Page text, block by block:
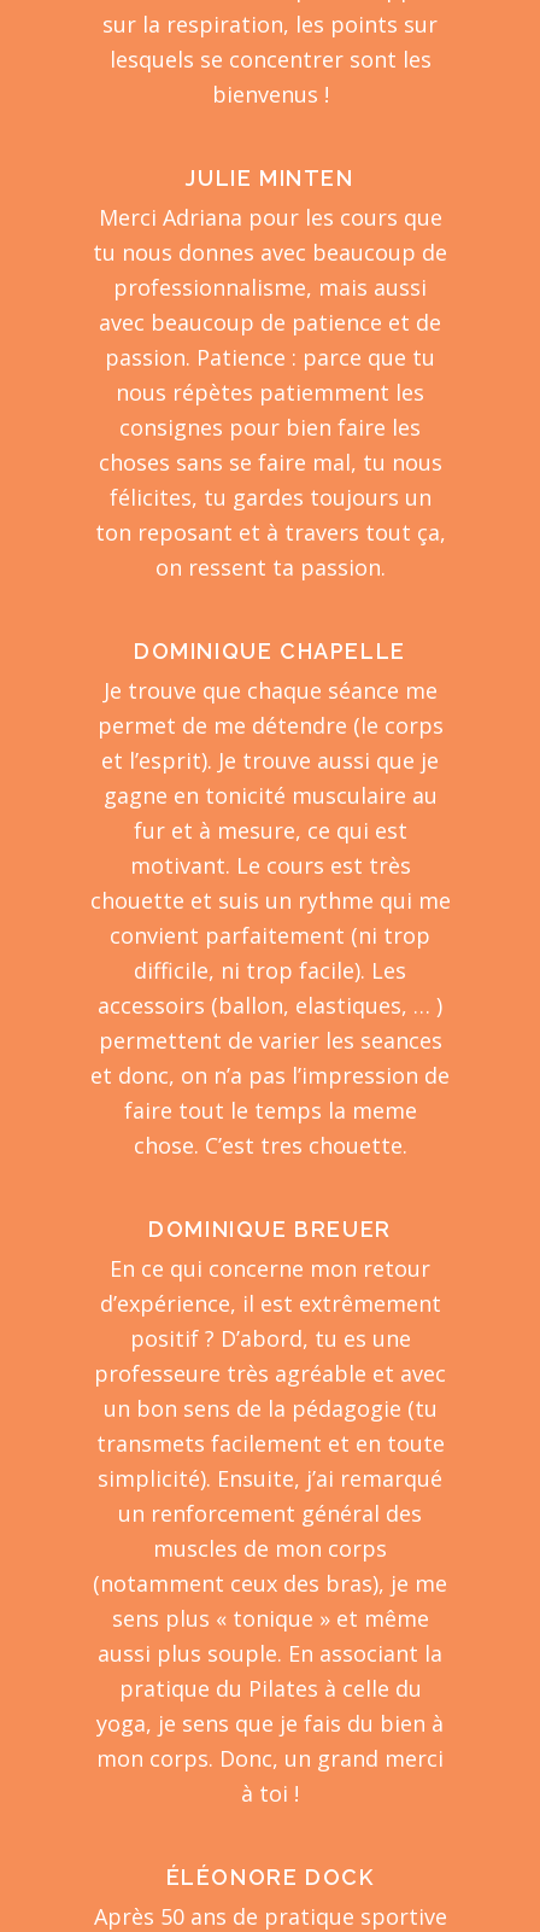
sur la respiration, les points sur
lesquels se concentrer sont les
bienvenus !
JULIE MINTEN
Merci Adriana pour les cours que
tu nous donnes avec beaucoup de
professionnalisme, mais aussi
avec beaucoup de patience et de
passion. Patience : parce que tu
nous répètes patiemment les
consignes pour bien faire les
choses sans se faire mal, tu nous
félicites, tu gardes toujours un
ton reposant et à travers tout ça,
on ressent ta passion.
DOMINIQUE CHAPELLE
Je trouve que chaque séance me
permet de me détendre (le corps
et l’esprit). Je trouve aussi que je
gagne en tonicité musculaire au
fur et à mesure, ce qui est
motivant. Le cours est très
chouette et suis un rythme qui me
convient parfaitement (ni trop
difficile, ni trop facile). Les
accessoirs (ballon, elastiques, … )
permettent de varier les seances
et donc, on n’a pas l’impression de
faire tout le temps la meme
chose. C’est tres chouette.
DOMINIQUE BREUER
En ce qui concerne mon retour
d’expérience, il est extrêmement
positif ? D’abord, tu es une
professeure très agréable et avec
un bon sens de la pédagogie (tu
transmets facilement et en toute
simplicité). Ensuite, j’ai remarqué
un renforcement général des
muscles de mon corps
(notamment ceux des bras), je me
sens plus « tonique » et même
aussi plus souple. En associant la
pratique du Pilates à celle du
yoga, je sens que je fais du bien à
mon corps. Donc, un grand merci
à toi !
ÉLÉONORE DOCK
Après 50 ans de pratique sportive